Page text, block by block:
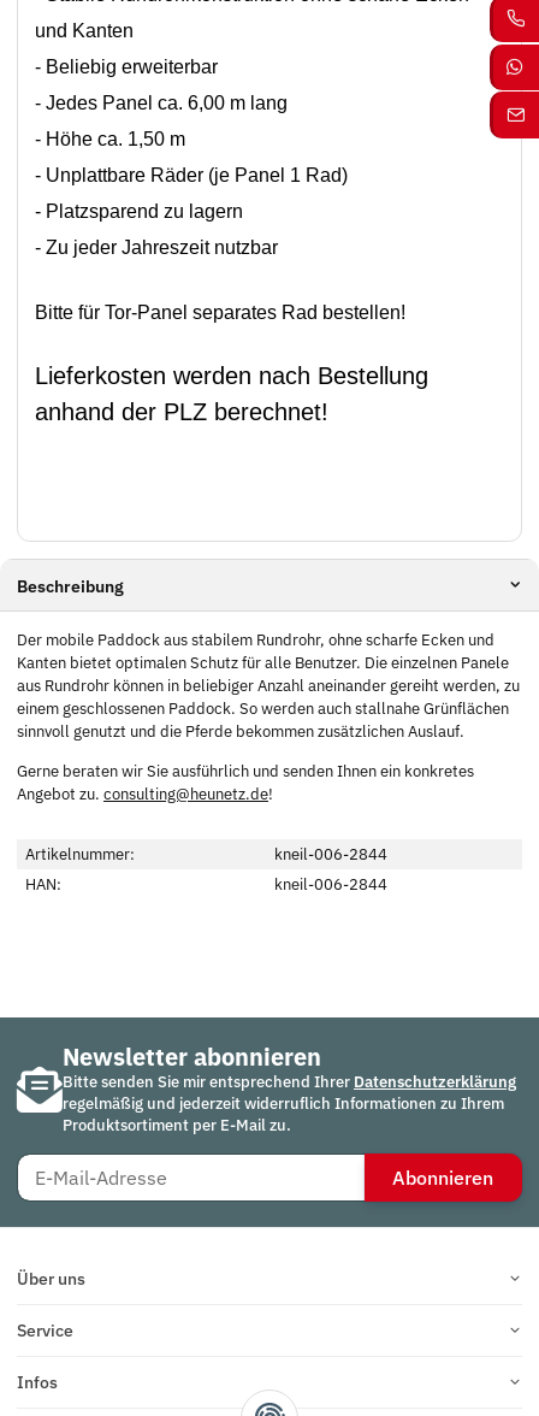
und Kanten
- Beliebig erweiterbar
- Jedes Panel ca. 6,00 m lang
- Höhe ca. 1,50 m
- Unplattbare Räder (je Panel 1 Rad)
- Platzsparend zu lagern
- Zu jeder Jahreszeit nutzbar
Bitte für Tor-Panel separates Rad bestellen!
Lieferkosten werden nach Bestellung
anhand der PLZ berechnet!
Beschreibung
Der mobile Paddock aus stabilem Rundrohr, ohne scharfe Ecken und
Kanten bietet optimalen Schutz für alle Benutzer. Die einzelnen Panele
aus Rundrohr können in beliebiger Anzahl aneinander gereiht werden, zu
einem geschlossenen Paddock. So werden auch stallnahe Grünflächen
sinnvoll genutzt und die Pferde bekommen zusätzlichen Auslauf.
Gerne beraten wir Sie ausführlich und senden Ihnen ein konkretes
Angebot zu. consulting@heunetz.de!
Artikelnummer:
kneil-006-2844
HAN:
kneil-006-2844
Newsletter abonnieren
Bitte senden Sie mir entsprechend Ihrer Datenschutzerklärung
regelmäßig und jederzeit widerruflich Informationen zu Ihrem
Produktsortiment per E-Mail zu.
Abonnieren
Über uns
Service
Infos